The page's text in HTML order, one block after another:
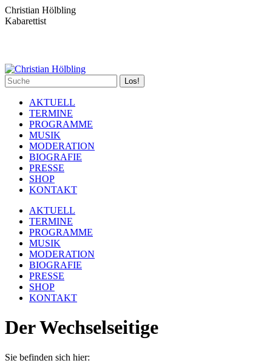
Zum
Inhalt
Christian Hölbling
Kabarettist
Spotify
page
opens
new
window
Facebook
page
opens
new
window
YouTube
page
opens
new
window
Instagram
page
opens
new
window
Search:
AKTUELL
TERMINE
PROGRAMME
MUSIK
MODERATION
BIOGRAFIE
PRESSE
SHOP
KONTAKT
AKTUELL
TERMINE
PROGRAMME
MUSIK
MODERATION
BIOGRAFIE
PRESSE
SHOP
KONTAKT
Der Wechselseitige
Sie befinden sich hier: